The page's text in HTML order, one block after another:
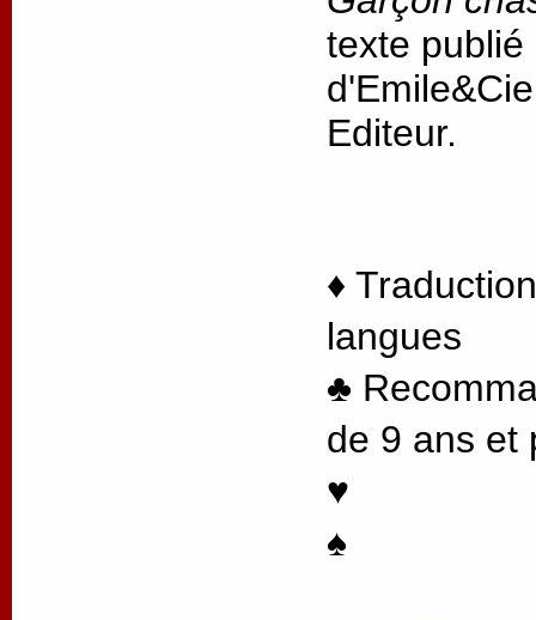
texte
Editeur.
♦
langues
♣
de 9 ans et
♥
♠